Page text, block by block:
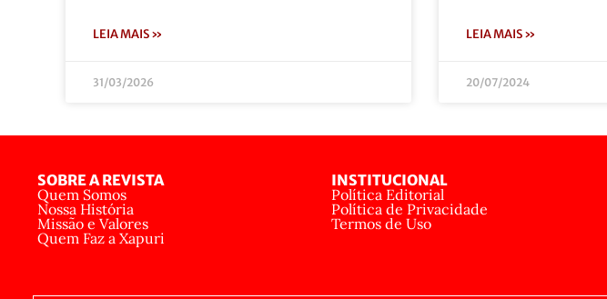
LEIA MAIS »
31/03/2026
LEIA MAIS »
20/07/2024
SOBRE A REVISTA
Quem Somos
Nossa História
Missão e Valores
Quem Faz a Xapuri
INSTITUCIONAL
Política Editorial
Política de Privacidade
Termos de Uso